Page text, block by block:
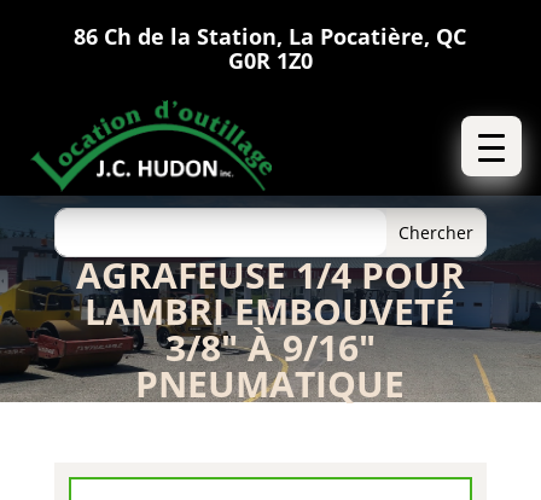
86 Ch de la Station, La Pocatière, QC
G0R 1Z0
AGRAFEUSE 1/4 POUR
LAMBRI EMBOUVETÉ
3/8″ À 9/16″
PNEUMATIQUE